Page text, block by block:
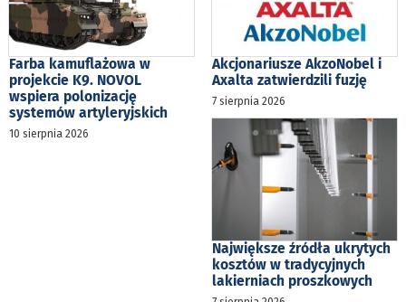
Farba kamuflażowa w
projekcie K9. NOVOL
wspiera polonizację
systemów artyleryjskich
10 sierpnia 2026
Akcjonariusze AkzoNobel i
Axalta zatwierdzili fuzję
7 sierpnia 2026
Największe źródła ukrytych
kosztów w tradycyjnych
lakierniach proszkowych